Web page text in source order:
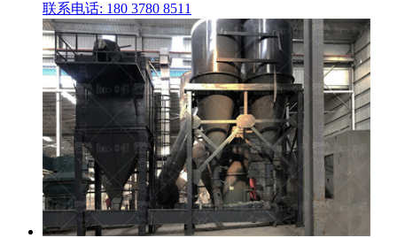
联系电话: 180 3780 8511